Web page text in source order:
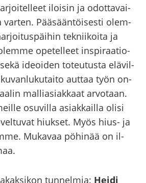
iloi­sin ja odot­ta­vai­
Pää­sään­töi­ses­ti olem­
tek­nii­koi­ta ja
ope­tel­leet ins­pi­raa­tio­
ideoi­den to­teu­tus­ta elä­vil­
aut­taa työn on­
mal­lia­siak­kaat ar­vo­taan.
osu­vil­la asiak­kail­la olisi
hiuk­set. Myös hius- ja
Mu­ka­vaa pö­hi­nää on il­
tun­nel­mia: Heidi